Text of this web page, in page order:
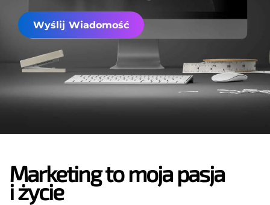
Wyślij Wiadomość
Marketing to moja pasja
i życie